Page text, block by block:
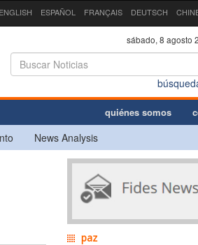
ENGLISH ESPAÑOL FRANÇAIS DEUTSCH
sábado, 8 agosto
quiénes somos
News Analysis
paz